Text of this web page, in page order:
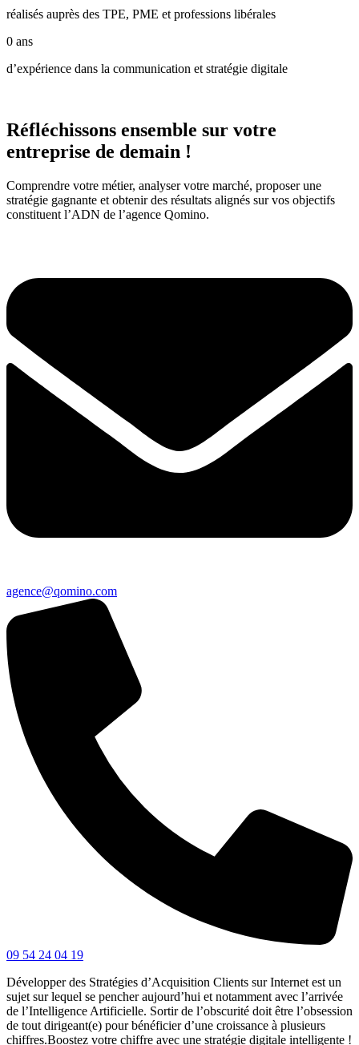
réalisés auprès des TPE, PME et professions libérales
0 ans
d’expérience dans la communication et stratégie digitale
Réfléchissons ensemble sur votre
entreprise de demain !
Comprendre votre métier, analyser votre marché, proposer une
stratégie gagnante et obtenir des résultats alignés sur vos objectifs
constituent l’ADN de l’agence Qomino.
agence@qomino.com
09 54 24 04 19
Développer des Stratégies d’Acquisition Clients sur Internet est un
sujet sur lequel se pencher aujourd’hui et notamment avec l’arrivée
de l’Intelligence Artificielle. Sortir de l’obscurité doit être l’obsession
de tout dirigeant(e) pour bénéficier d’une croissance à plusieurs
chiffres.Boostez votre chiffre avec une stratégie digitale intelligente !